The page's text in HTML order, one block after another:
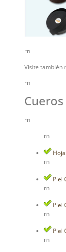
rn
Visite también
rn
rn
rn
rn
Piel
rn
Piel
rn
Piel
rn